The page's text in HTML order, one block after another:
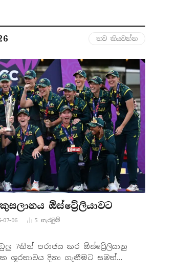
තව කියවන්න
ඕස්ට්‍රේලියාවට
07-06 5 නැරඹු​ම්
7කින් පරාජය කර ඕස්ට්‍රේලියානු
ශූරතාවය දිනා ගැනීමට සමත්…